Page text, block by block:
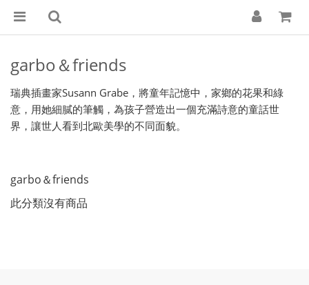
garbo＆friends
瑞典插畫家Susann Grabe，將童年記憶中，家鄉的花果和綠
意，用她細膩的筆觸，為孩子營造出一個充滿詩意的童話世
界，讓世人看到北歐美學的不同面貌。
garbo＆friends
此分類沒有商品